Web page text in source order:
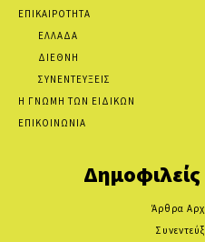
ΕΠΙΚΑΙΡΟΤΗΤΑ
ΕΛΛΑΔΑ
ΔΙΕΘΝΗ
ΣΥΝΕΝΤΕΥΞΕΙΣ
Η ΓΝΩΜΗ ΤΩΝ ΕΙΔΙΚΩΝ
ΕΠΙΚΟΙΝΩΝΙΑ
Άρθρα